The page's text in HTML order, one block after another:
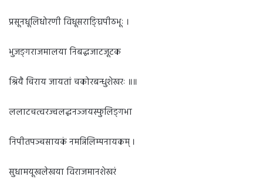
प्रसूनधूलिधोरणी विधूसराङ्घ्रिपीठभूः ।
भुजङ्गराजमालया निबद्धजाटजूटक
श्रियै चिराय जायतां चकोरबन्धुशेखरः ॥॥
ललाटचत्वरज्वलद्धनञ्जयस्फुलिङ्गभा
निपीतपञ्चसायकं नमन्निलिम्पनायकम् ।
सुधामयूखलेखया विराजमानशेखरं